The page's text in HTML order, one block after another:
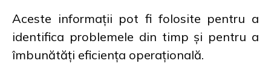
Aceste informații pot fi folosite pentru a
identifica problemele din timp și pentru a
îmbunătăți eficiența operațională.